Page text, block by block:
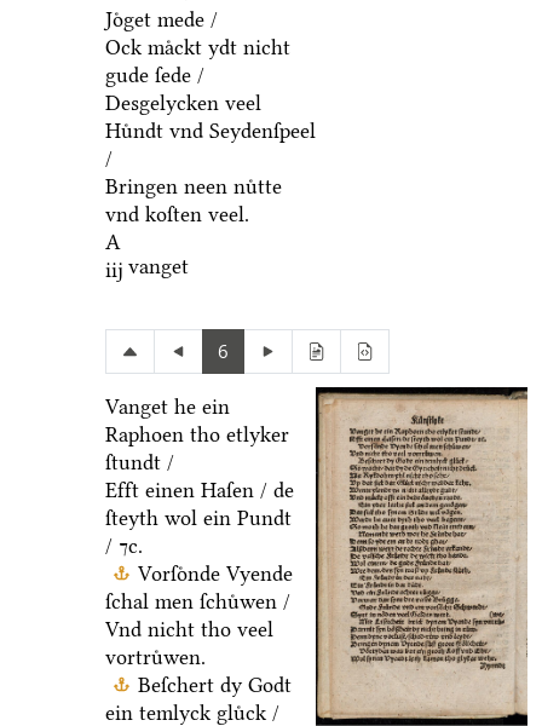
Joͤget mede /
Ock maͤckt ydt nicht
gude ſede /
Desgelycken veel
Huͤndt vnd Seydenſpeel
/
Bringen neen nuͤtte
vnd koſten veel.
A
iij vanget
6
Vanget he ein
Raphoen tho etlyker
ſtundt /
Efft einen Haſen / de
ſteyth wol ein Pundt
/ ⁊c.
Vorſoͤnde Vyende
ſchal men ſchuͤwen /
Vnd nicht tho veel
vortruͤwen.
Beſchert dy Godt
ein temlyck gluͤck /